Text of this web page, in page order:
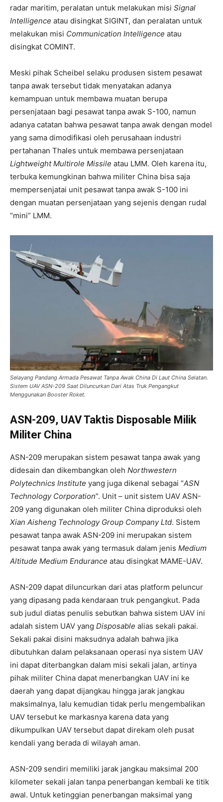
radar maritim, peralatan untuk melakukan misi Signal
Intelligence atau disingkat SIGINT, dan peralatan untuk
melakukan misi Communication Intelligence atau
disingkat COMINT.
Meski pihak Scheibel selaku produsen sistem pesawat
tanpa awak tersebut tidak menyatakan adanya
kemampuan untuk membawa muatan berupa
persenjataan bagi pesawat tanpa awak S-100, namun
adanya catatan bahwa pesawat tanpa awak dengan model
yang sama dimodifikasi oleh perusahaan industri
pertahanan Thales untuk membawa persenjataan
Lightweight Multirole Missile atau LMM. Oleh karena itu,
terbuka kemungkinan bahwa militer China bisa saja
mempersenjatai unit pesawat tanpa awak S-100 ini
dengan muatan persenjataan yang sejenis dengan rudal
“mini” LMM.
Selayang Pandang Armada Pesawat Tanpa Awak China Di Laut China Selatan.
Sistem UAV ASN-209 Saat Diluncurkan Dari Atas Truk Pengangkut
Menggunakan Booster Roket.
ASN-209, UAV Taktis Disposable Milik
Militer China
ASN-209 merupakan sistem pesawat tanpa awak yang
didesain dan dikembangkan oleh Northwestern
Polytechnics Institute yang juga dikenal sebagai “ASN
Technology Corporation”. Unit – unit sistem UAV ASN-
209 yang digunakan oleh militer China diproduksi oleh
Xian Aisheng Technology Group Company Ltd. Sistem
pesawat tanpa awak ASN-209 ini merupakan sistem
pesawat tanpa awak yang termasuk dalam jenis Medium
Altitude Medium Endurance atau disingkat MAME-UAV.
ASN-209 dapat diluncurkan dari atas platform peluncur
yang dipasang pada kendaraan truk pengangkut. Pada
sub judul diatas penulis sebutkan bahwa sistem UAV ini
adalah sistem UAV yang Disposable alias sekali pakai.
Sekali pakai disini maksudnya adalah bahwa jika
dibutuhkan dalam pelaksanaan operasi nya sistem UAV
ini dapat diterbangkan dalam misi sekali jalan, artinya
pihak militer China dapat menerbangkan UAV ini ke
daerah yang dapat dijangkau hingga jarak jangkau
maksimalnya, lalu kemudian tidak perlu mengembalikan
UAV tersebut ke markasnya karena data yang
dikumpulkan UAV tersebut dapat direkam oleh pusat
kendali yang berada di wilayah aman.
ASN-209 sendiri memiliki jarak jangkau maksimal 200
kilometer sekali jalan tanpa penerbangan kembali ke titik
awal. Untuk ketinggian penerbangan maksimal yang